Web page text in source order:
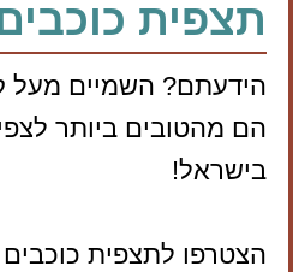
תצפית
הידעתם? השמיים מעל
הם מהטובים ביותר
בישראל!
הצטרפו לתצפית